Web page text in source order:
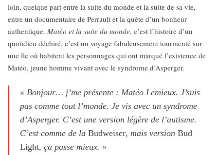
loin, quelque part entre la suite du monde et la suite de sa vie,
entre un documentaire de Perrault et la quête d’un bonheur
authentique. Matéo et la suite du monde, c’est l’histoire d’un
quotidien déchiré, c’est un voyage fabuleusement tourmenté sur
une île où habitent les personnages qui ont marqué l’existence de
Matéo, jeune homme vivant avec le syndrome d’Asperger.
« Bonjour… j’me présente : Matéo Lemieux. J’suis
pas comme tout l’monde. Je vis avec un syndrome
d’Asperger. C’est une version légère de l’autisme.
C’est comme de la Budweiser, mais version Bud
Light, ça passe mieux. »